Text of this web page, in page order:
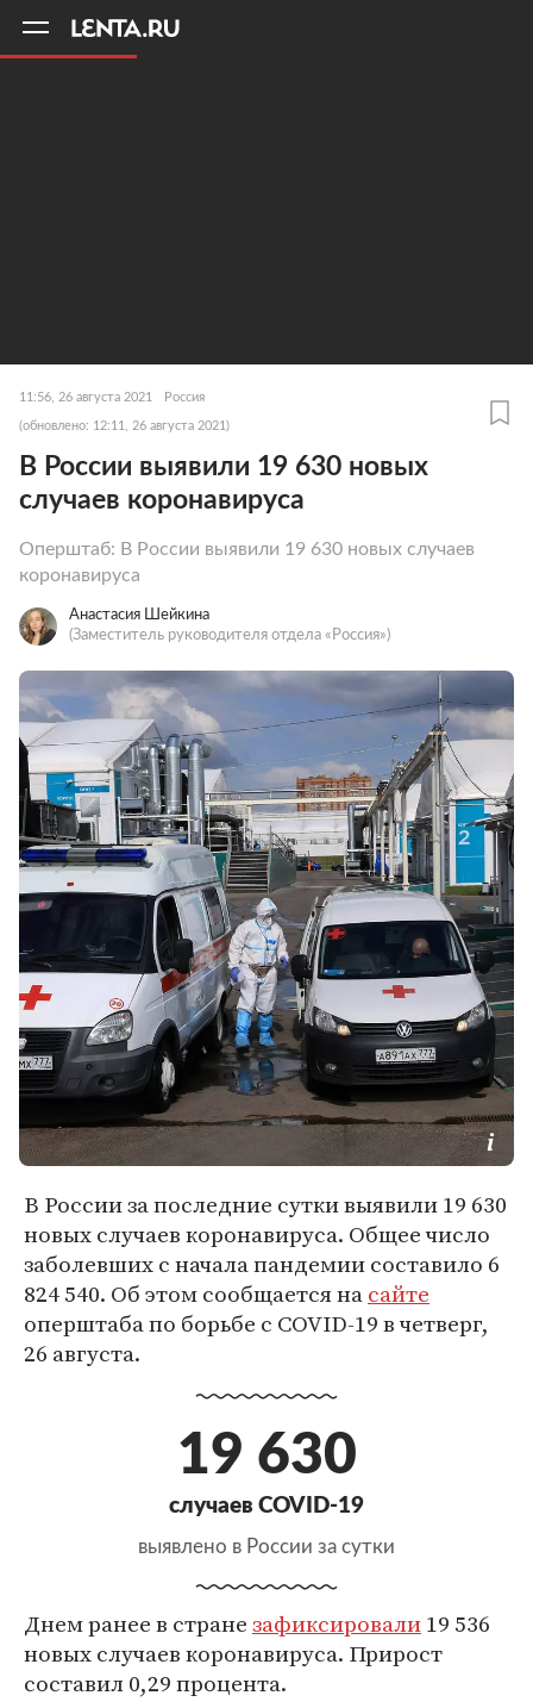
11:56, 26 августа 2021 Россия
(обновлено: 12:11, 26 августа 2021)
В России выявили 19 630 новых
случаев коронавируса
Оперштаб: В России выявили 19 630 новых случаев
коронавируса
Анастасия Шейкина
(Заместитель руководителя отдела «Россия»)
В России за последние сутки выявили 19 630
новых случаев коронавируса. Общее число
заболевших с начала пандемии составило 6
824 540. Об этом сообщается насайте
оперштаба по борьбе с COVID-19 в четверг,
26 августа.
19 630
случаев COVID-19
выявлено в России за сутки
Днем ранее в странезафиксировали19 536
новых случаев коронавируса. Прирост
составил 0,29 процента.